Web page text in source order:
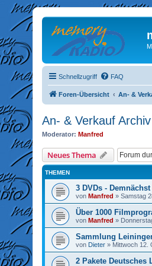
Schnellzugriff FAQ
Foren-Übersicht An- &
An- & Verkauf Archiv
Moderator: Manfred
Neues Thema
THEMEN
3 DVDs -
von Manfred » Samstag
Über 1000
von Manfred »
Sammlung
von Dieter » Mittwoch 12.
2 Pakete